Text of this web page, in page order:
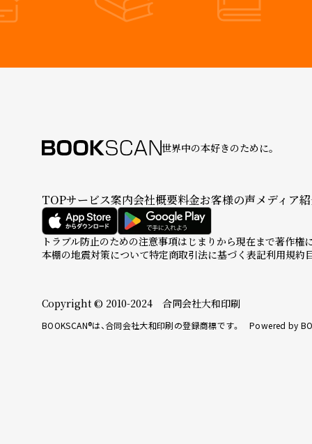
世界中の本好きのために。
TOPサービス案内会社概要料金お客様の声メディア
トラブル防止のための注意事項はじまりから現在まで著作権
本棚の地震対策について特定商取引法に基づく表記利用規約
Copyright © 2010-2024 合同会社大和印刷
BOOKSCAN®は、合同会社大和印刷の登録商標です。 Powered by